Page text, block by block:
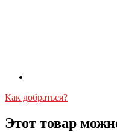
Как добраться?
Этот товар